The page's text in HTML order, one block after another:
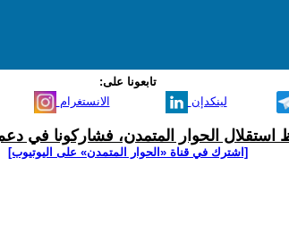
تابعونا على:
الانستغرام لينكدإن
استقلال الحوار المتمدن، فشاركونا في
[اشترك في قناة ‫«الحوار المتمدن» على اليوتيوب]